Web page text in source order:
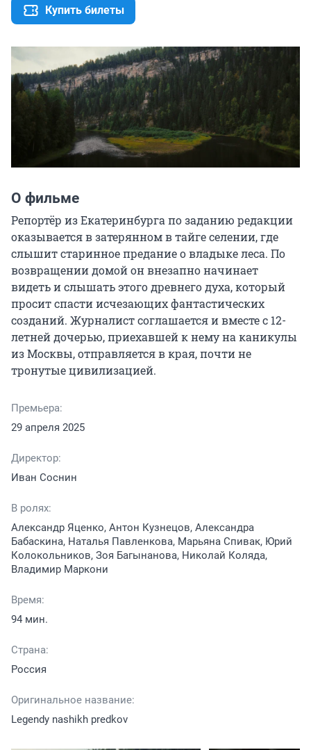
Купить билеты
О фильме
Репортёр из Екатеринбурга по заданию редакции
оказывается в затерянном в тайге селении, где
слышит старинное предание о владыке леса. По
возвращении домой он внезапно начинает
видеть и слышать этого древнего духа, который
просит спасти исчезающих фантастических
созданий. Журналист соглашается и вместе с 12-
летней дочерью, приехавшей к нему на каникулы
из Москвы, отправляется в края, почти не
тронутые цивилизацией.
Премьера:
29 апреля 2025
Директор:
Иван Соснин
В ролях:
Александр Яценко, Антон Кузнецов, Александра
Бабаскина, Наталья Павленкова, Марьяна Спивак, Юрий
Колокольников, Зоя Багынанова, Николай Коляда,
Владимир Маркони
Время:
94 мин.
Страна:
Россия
Оригинальное название:
Legendy nashikh predkov